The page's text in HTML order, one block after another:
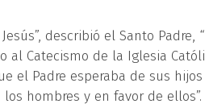
describió el Santo Padre,
al Catecismo de la Iglesia
el Padre esperaba de sus
hombres y en favor de ellos”.